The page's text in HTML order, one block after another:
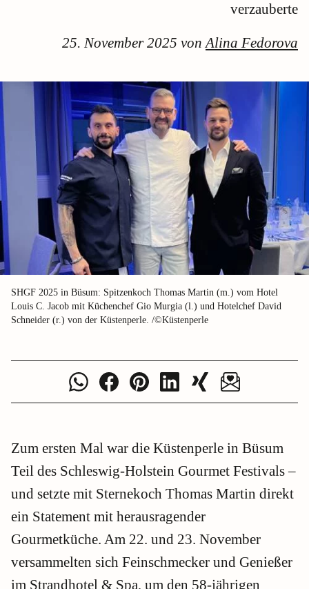
verzauberte
25. November 2025 von Alina Fedorova
SHGF 2025 in Büsum: Spitzenkoch Thomas Martin (m.) vom Hotel
Louis C. Jacob mit Küchenchef Gio Murgia (l.) und Hotelchef David
Schneider (r.) von der Küstenperle. /©Küstenperle
Zum ersten Mal war die Küstenperle in Büsum
Teil des Schleswig-Holstein Gourmet Festivals –
und setzte mit Sternekoch Thomas Martin direkt
ein Statement mit herausragender
Gourmetküche. Am 22. und 23. November
versammelten sich Feinschmecker und Genießer
im Strandhotel & Spa, um den 58-jährigen